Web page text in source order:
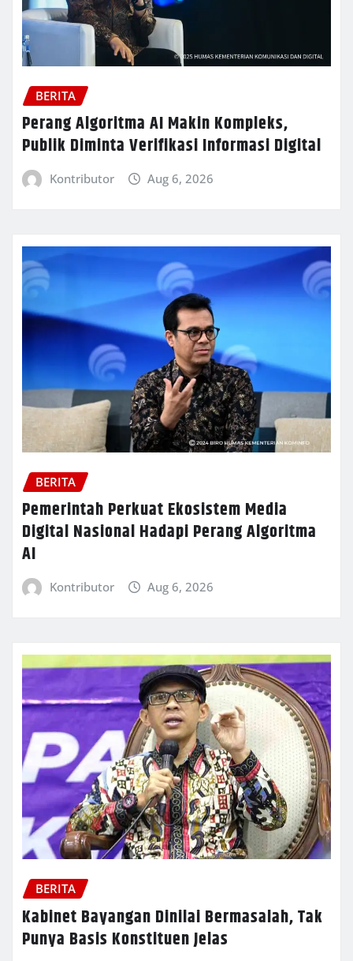
BERITA
Perang Algoritma AI Makin Kompleks,
Publik Diminta Verifikasi Informasi Digital
Kontributor Aug 6, 2026
BERITA
Pemerintah Perkuat Ekosistem Media
Digital Nasional Hadapi Perang Algoritma
AI
Kontributor Aug 6, 2026
BERITA
Kabinet Bayangan Dinilai Bermasalah, Tak
Punya Basis Konstituen Jelas